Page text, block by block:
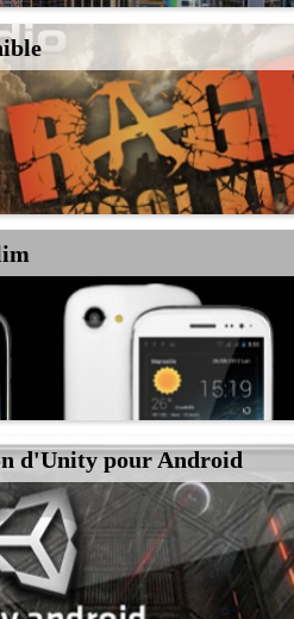
d'Unity pour Android